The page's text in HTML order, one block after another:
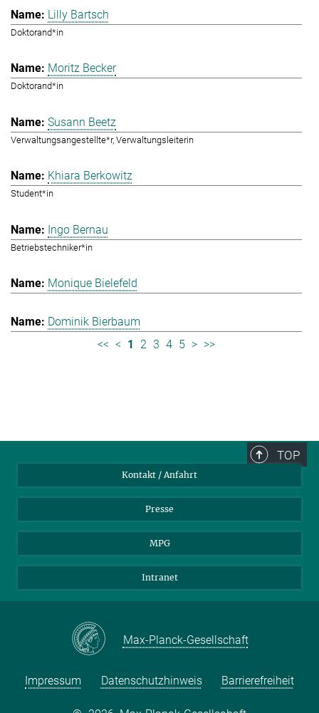
Lilly Bartsch
Doktorand*in
Moritz Becker
Doktorand*in
Susann Beetz
Verwaltungsangestellte*r, Verwaltungsleiterin
Khiara Berkowitz
Student*in
Ingo Bernau
Betriebstechniker*in
Monique Bielefeld
Dominik Bierbaum
<< < 1 2 3 4 5 > >>
TOP
Kontakt / Anfahrt
Presse
MPG
Intranet
Max-Planck-Gesellschaft
Impressum Datenschutzhinweis Barrierefreiheit